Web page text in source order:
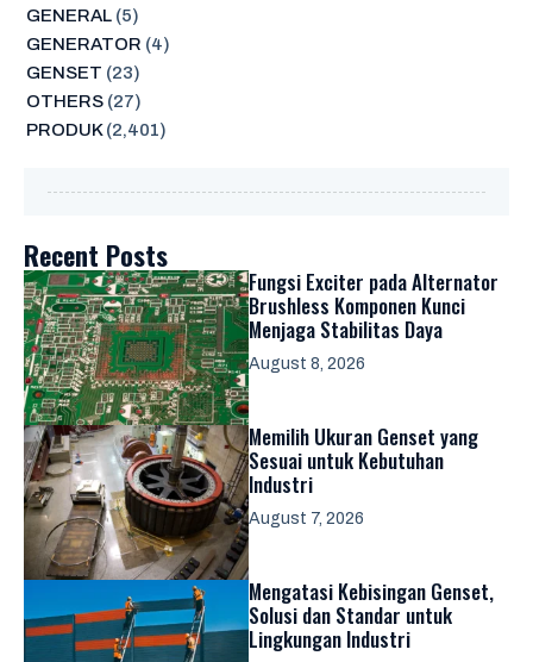
GENERAL(5)
GENERATOR (4)
GENSET (23)
OTHERS(27)
PRODUK(2,401)
Recent Posts
Fungsi Exciter pada Alternator
Brushless Komponen Kunci
Menjaga Stabilitas Daya
August 8, 2026
Memilih Ukuran Genset yang
Sesuai untuk Kebutuhan
Industri
August 7, 2026
Mengatasi Kebisingan Genset,
Solusi dan Standar untuk
Lingkungan Industri